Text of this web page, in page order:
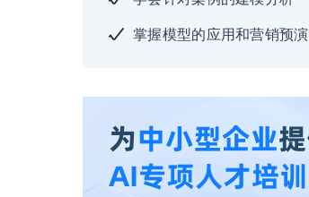
掌握模型的应用和营销预演